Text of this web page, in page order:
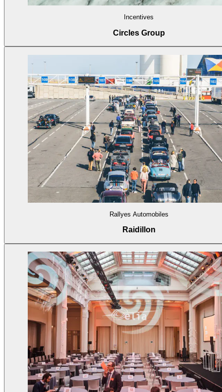
Incentives
Circles Group
Rallyes Automobiles
Raidillon